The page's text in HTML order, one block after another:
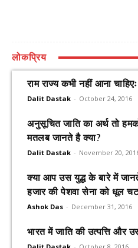
लोकप्रिय
राम राज्य कभी नहीं आना
Dalit Dastak - October 24, 2016
अनुसूचित जाति का अर्थ तो
मतलब जानते है क्या?
Dalit Dastak - November 20,
क्या आप उस युद्ध के बारे में
हजार की पेशवा सेना को धूल
Ashok Das - December 31, 2016
भारत में जाति की उत्पत्ति और